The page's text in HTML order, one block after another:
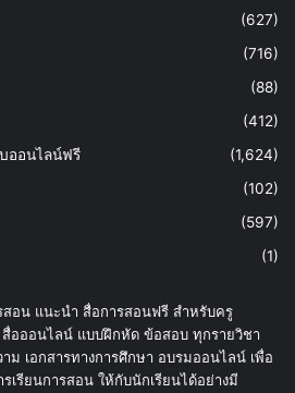
(627)
(716)
(88)
(412)
ออนไลน์ฟรี
(1,624)
(102)
(597)
(1)
อน แนะนำ สื่อการสอนฟรี สำหรับครู
สื่อออนไลน์ แบบฝึกหัด ข้อสอบ ทุกรายวิชา
ม เอกสารทางการศึกษา อบรมออนไลน์ เพื่อ
เรียนการสอน ให้กับนักเรียนได้อย่างมี